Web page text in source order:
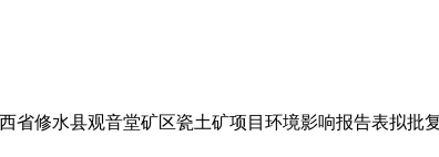
省修水县观音堂矿区瓷土矿项目环境影响报告表拟批